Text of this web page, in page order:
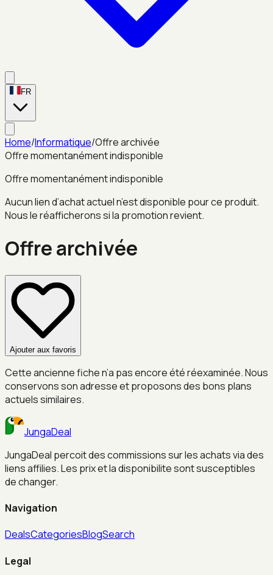
FR
Home/Informatique/Offre archivée
Offre momentanément indisponible
Offre momentanément indisponible
Aucun lien d’achat actuel n’est disponible pour ce produit.
Nous le réafficherons si la promotion revient.
Offre archivée
Ajouter aux favoris
Cette ancienne fiche n’a pas encore été réexaminée. Nous
conservons son adresse et proposons des bons plans
actuels similaires.
JungaDeal
JungaDeal percoit des commissions sur les achats via des
liens affilies. Les prix et la disponibilite sont susceptibles
de changer.
Navigation
DealsCategoriesBlogSearch
Legal